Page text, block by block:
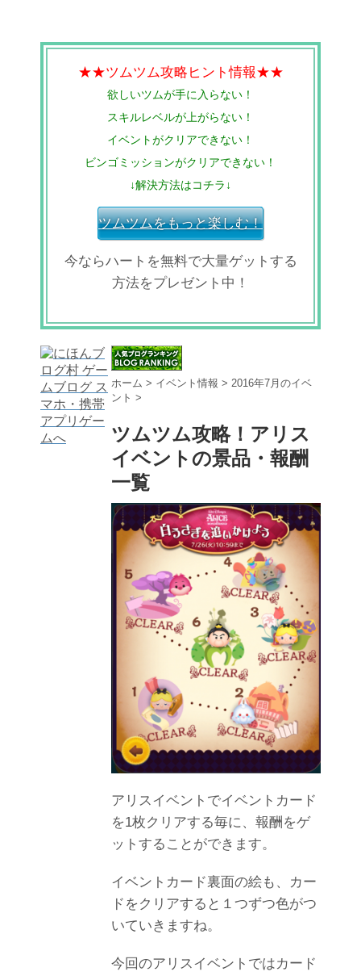
★★ツムツム攻略ヒント情報★★
欲しいツムが手に入らない！
スキルレベルが上がらない！
イベントがクリアできない！
ビンゴミッションがクリアできない！
↓解決方法はコチラ↓
ツムツムをもっと楽しむ！
今ならハートを無料で大量ゲットする
方法をプレゼント中！
ホーム > イベント情報 > 2016年7月のイベ
ント >
ツムツム攻略！アリス
イベントの景品・報酬
一覧
アリスイベントでイベントカード
を1枚クリアする毎に、報酬をゲ
ットすることができます。
イベントカード裏面の絵も、カー
ドをクリアすると１つずつ色がつ
いていきますね。
今回のアリスイベントではカード